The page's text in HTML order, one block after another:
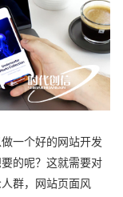
一个好的网站开发
的呢？这就需要对
群，网站页面风